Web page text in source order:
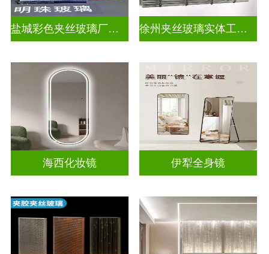
盐城彩色夹丝玻璃厂招聘 徐州夹丝玻璃实体工厂地址
海西化妆镜 伊犁全身镜